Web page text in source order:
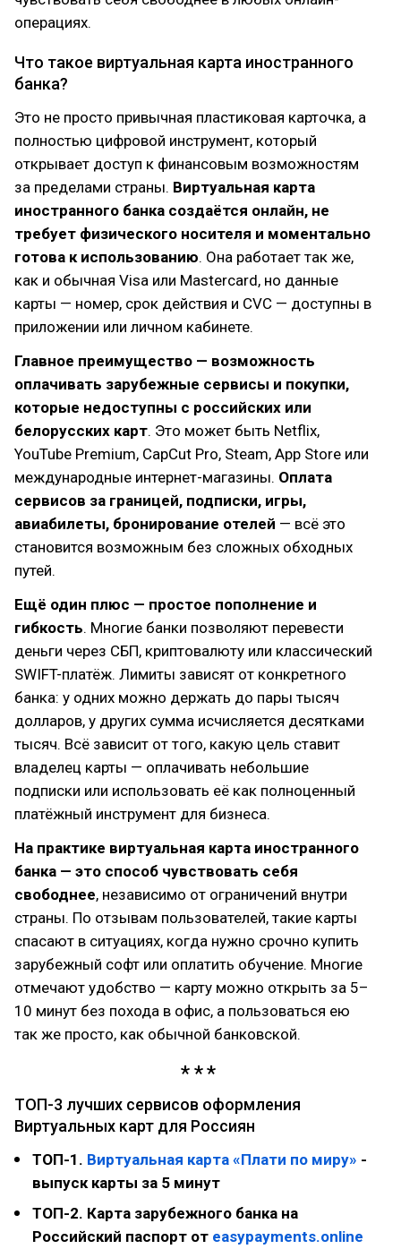
операциях.
Что такое виртуальная карта иностранного
банка?
Это не просто привычная пластиковая карточка, а
полностью цифровой инструмент, который
открывает доступ к финансовым возможностям
за пределами страны. Виртуальная карта
иностранного банка создаётся онлайн, не
требует физического носителя и моментально
готова к использованию. Она работает так же,
как и обычная Visa или Mastercard, но данные
карты — номер, срок действия и CVC — доступны в
приложении или личном кабинете.
Главное преимущество — возможность
оплачивать зарубежные сервисы и покупки,
которые недоступны с российских или
белорусских карт. Это может быть Netflix,
YouTube Premium, CapCut Pro, Steam, App Store или
международные интернет-магазины. Оплата
сервисов за границей, подписки, игры,
авиабилеты, бронирование отелей — всё это
становится возможным без сложных обходных
путей.
Ещё один плюс — простое пополнение и
гибкость. Многие банки позволяют перевести
деньги через СБП, криптовалюту или классический
SWIFT-платёж. Лимиты зависят от конкретного
банка: у одних можно держать до пары тысяч
долларов, у других сумма исчисляется десятками
тысяч. Всё зависит от того, какую цель ставит
владелец карты — оплачивать небольшие
подписки или использовать её как полноценный
платёжный инструмент для бизнеса.
На практике виртуальная карта иностранного
банка — это способ чувствовать себя
свободнее, независимо от ограничений внутри
страны. По отзывам пользователей, такие карты
спасают в ситуациях, когда нужно срочно купить
зарубежный софт или оплатить обучение. Многие
отмечают удобство — карту можно открыть за 5–
10 минут без похода в офис, а пользоваться ею
так же просто, как обычной банковской.
ТОП-3 лучших сервисов оформления
Виртуальных карт для Россиян
ТОП-1. Виртуальная карта «Плати по миру» -
выпуск карты за 5 минут
ТОП-2. Карта зарубежного банка на
Российский паспорт от easypayments.online